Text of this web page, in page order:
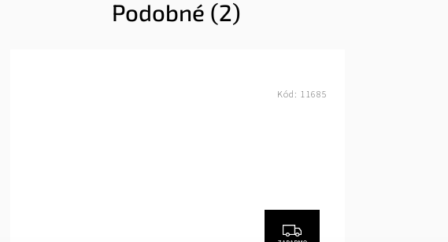
Podobné (2)
Kód: 11685